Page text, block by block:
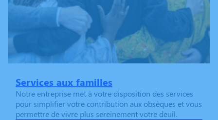
Services aux familles
Notre entreprise met à votre disposition des services
pour simplifier votre contribution aux obsèques et vous
permettre de vivre plus sereinement votre deuil.